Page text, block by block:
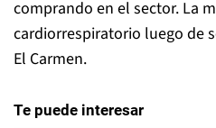
comprando en el sector. La
cardiorrespiratorio luego de
El Carmen.
Te puede interesar